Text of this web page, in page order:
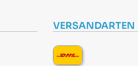
VERSANDARTEN